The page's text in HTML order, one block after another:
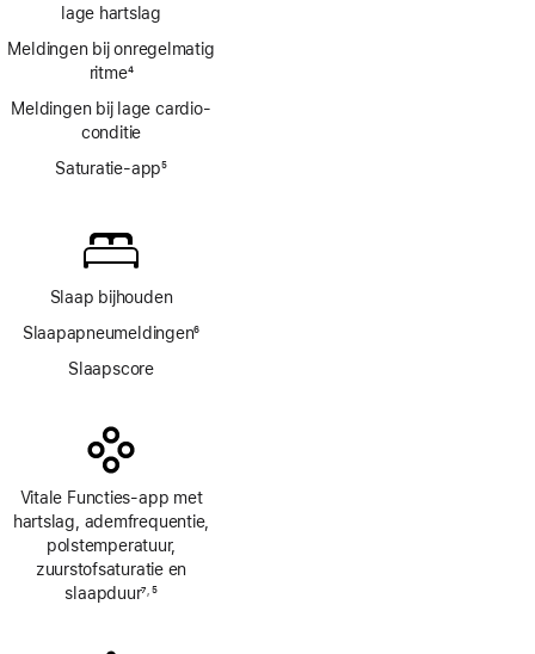
lage hartslag
Meldingen bij onregelmatig
ritme4
Meldingen bij lage cardio­
conditie
Saturatie-app5
Slaap bijhouden
Slaapapneumeldingen6
Slaapscore
Vitale Functies-app met
hartslag, ademfrequentie,
polstemperatuur,
zuurstofsaturatie en
slaapduur7 5